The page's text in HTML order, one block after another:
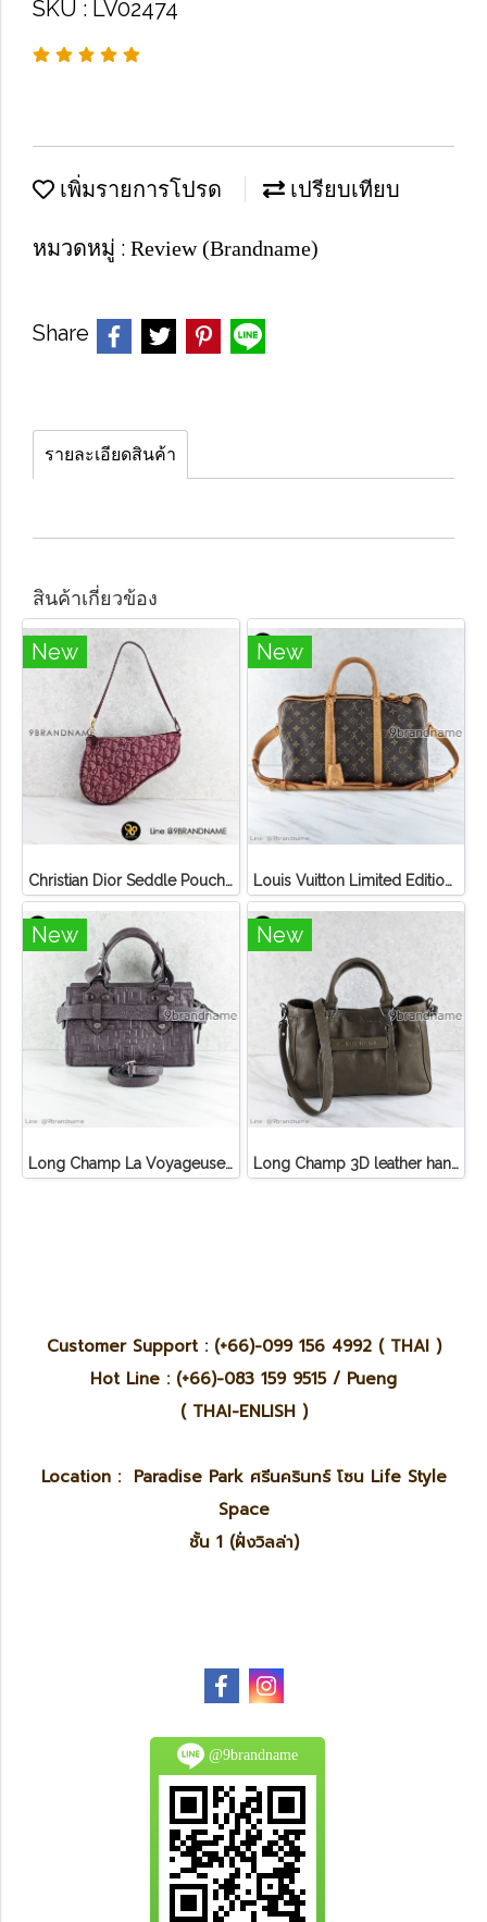
SKU : LV02474
เพิ่มรายการโปรด เปรียบเทียบ
หมวดหมู่ : Review (Brandname)
Share
รายละเอียดสินค้า
สินค้าเกี่ยวข้อง
New
Christian Dior Seddle Pouch Accessory Hand Bag
New
Louis Vuitton Limited Edition Monogram Canvas Sofia Coppola SC Bag
New
Long Champ La Voyageuse Bag Leather
New
Long Champ 3D leather handbag
Customer Support : (+66)-099 156 4992 ( THAI )
Hot Line : (+66)-083 159 9515 / Pueng
( THAI-ENLISH )
Location : Paradise Park ศรีนครินทร์ โซน Life Style
Space
ชั้น 1 (ฝั่งวิลล่า)
@9brandname